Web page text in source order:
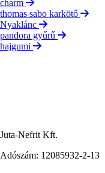
charm
thomas sabo karkötő
Nyaklánc
pandora gyűrű
hajgumi
Juta-Nefrit Kft.
Adószám: 12085932-2-13